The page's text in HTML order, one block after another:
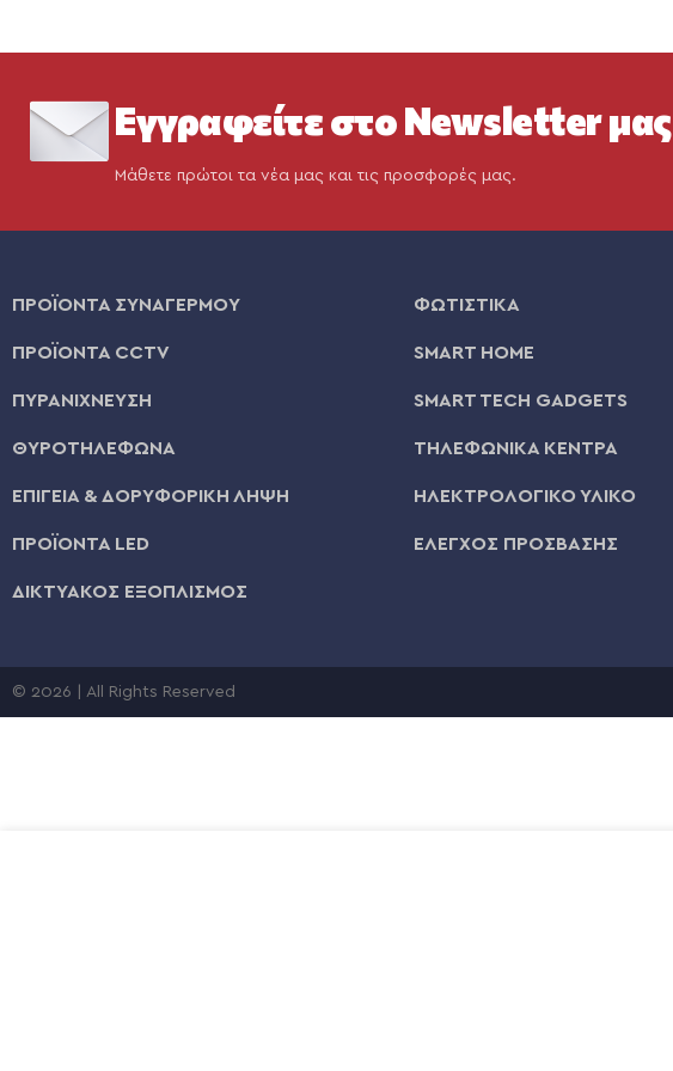
Εγγραφείτε στο Newsletter μας
Μάθετε πρώτοι τα νέα μας και τις προσφορές μας.
ΠΡΟΪΟΝΤΑ ΣΥΝΑΓΕΡΜΟΥ
ΠΡΟΪΟΝΤΑ CCTV
ΠΥΡΑΝΙΧΝΕΥΣΗ
ΘΥΡΟΤΗΛΕΦΩΝΑ
ΕΠΙΓΕΙΑ & ΔΟΡΥΦΟΡΙΚΗ ΛΗΨΗ
ΠΡΟΪΟΝΤΑ LED
ΔΙΚΤΥΑΚΟΣ ΕΞΟΠΛΙΣΜΟΣ
ΦΩΤΙΣΤΙΚΑ
SMART HOME
SMART TECH GADGETS
ΤΗΛΕΦΩΝΙΚΑ ΚΕΝΤΡΑ
ΗΛΕΚΤΡΟΛΟΓΙΚΟ ΥΛΙΚΟ
ΕΛΕΓΧΟΣ ΠΡΟΣΒΑΣΗΣ
© 2026 | All Rights Reserved